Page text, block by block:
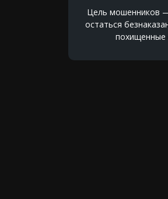
Цель мошенников
остаться
похищенные